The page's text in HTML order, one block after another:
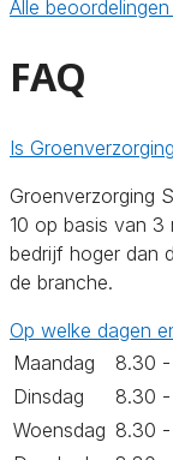
Alle
FAQ
Is
Groenverzorging
10 op basis van 3
bedrijf hoger dan
de branche.
Op welke dagen
Maandag
8.30 -
Dinsdag
8.30 -
Woensdag 8.30 -